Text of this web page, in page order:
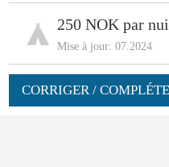
250 NOK par
Mise à jour: 07.2024
CORRIGER /